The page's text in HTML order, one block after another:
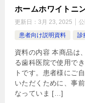
ホームホワイトニ
更新日： 3月 23, 2025 公
患者向け説明資料
診
資料の内容 本商品は
る歯科医院で使用で
トです。患者様にご
いただくために、事
なっていま […]